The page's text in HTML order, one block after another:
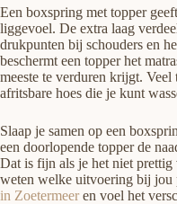
Een boxspring met topper
liggevoel. De extra laag
drukpunten bij schouders en
beschermt een topper het
meeste te verduren krijgt. Veel
afritsbare hoes die je kunt
Slaap je samen op een
een doorlopende topper de
Dat is fijn als je het niet
weten welke uitvoering bij jou
in Zoetermeeren voel het